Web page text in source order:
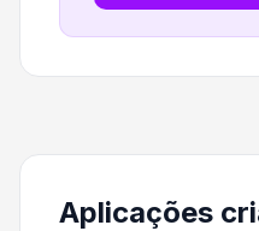
Aplicações